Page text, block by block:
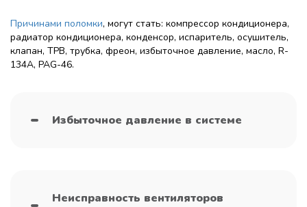
Причинами поломки, могут стать: компрессор кондиционера,
радиатор кондиционера, конденсор, испаритель, осушитель,
клапан, ТРВ, трубка, фреон, избыточное давление, масло, R-
134A, PAG-46.
Избыточное давление в системе
Неисправность вентиляторов